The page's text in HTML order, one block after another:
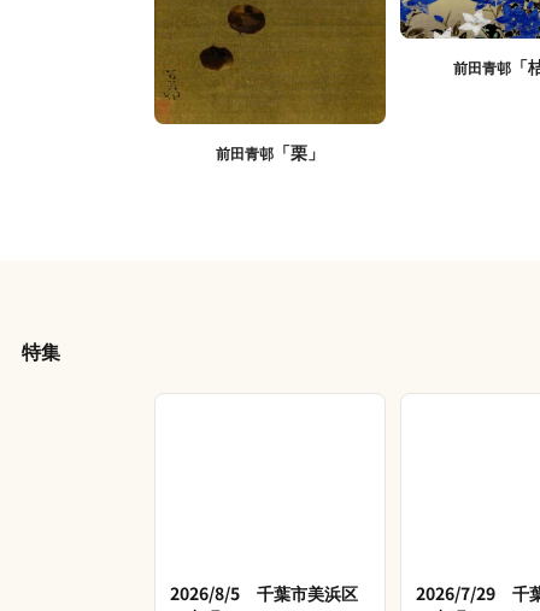
前田青邨 「栗」
前田青邨 「
特集
2026/8/5 千葉市美浜区
2026/7/29 千